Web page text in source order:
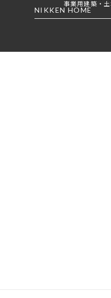
事業用建築・
NIKKEN HOME